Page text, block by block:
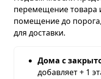
перемещение товара
помещение до
для доставки.
Дома с
добавляет + 1